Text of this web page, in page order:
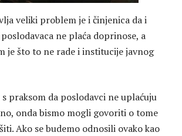
veliki problem je i činjenica da i
ne plaća doprinose, a
je što to ne rade i institucije javnog
s praksom da poslodavci ne uplaćuju
onda bismo mogli govoriti o tome
Ako se budemo odnosili ovako kao